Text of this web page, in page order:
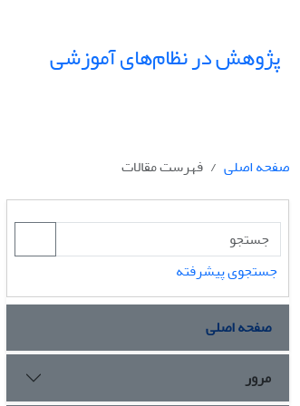
پژوهش در نظام‌های آموزشی
صفحه اصلی
فهرست مقالات
جستجوی پیشرفته
صفحه اصلی
مرور